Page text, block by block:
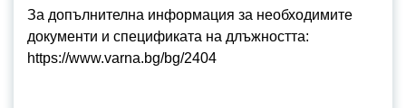
За допълнителна информация за необходимите
документи и спецификата на длъжността:
https://www.varna.bg/bg/2404